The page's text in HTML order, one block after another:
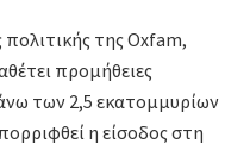
της Oxfam,
προμήθειες
των 2,5 εκατομμυρίων
η είσοδος στη